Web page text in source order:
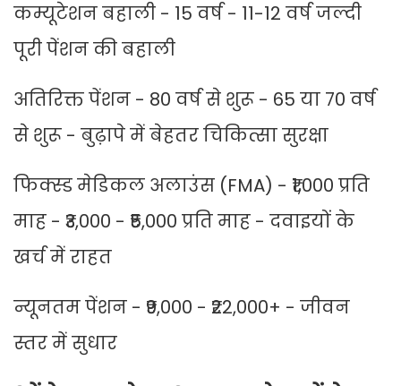
कम्यूटेशन बहाली - 15 वर्ष - 11-12 वर्ष जल्दी
पूरी पेंशन की बहाली
अतिरिक्त पेंशन - 80 वर्ष से शुरू - 65 या 70 वर्ष
से शुरू - बुढ़ापे में बेहतर चिकित्सा सुरक्षा
फिक्स्ड मेडिकल अलाउंस (FMA) - ₹1,000 प्रति
माह - ₹3,000 - ₹5,000 प्रति माह - दवाइयों के
खर्च में राहत
न्यूनतम पेंशन - ₹9,000 - ₹22,000+ - जीवन
स्तर में सुधार